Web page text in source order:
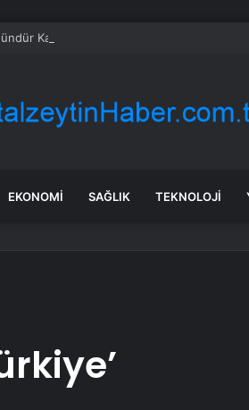
Karşılıklı Saldırılar Sürerken; Abd,
EKONOMI SAĞLIK TEKNOLOJI